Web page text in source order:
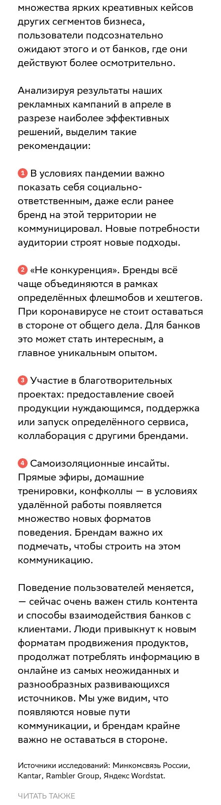
множества ярких креативных кейсов
других сегментов бизнеса,
пользователи подсознательно
ожидают этого и от банков, где они
действуют более осмотрительно.
Анализируя результаты наших
рекламных кампаний в апреле в
разрезе наиболее эффективных
решений, выделим такие
рекомендации:
В условиях пандемии важно
показать себя социально-
ответственным, даже если ранее
бренд на этой территории не
коммуницировал. Новые потребности
аудитории строят новые подходы.
«Не конкуренция». Бренды всё
чаще объединяются в рамках
определённых флешмобов и хештегов.
При коронавирусе не стоит оставаться
в стороне от общего дела. Для банков
это может стать интересным, а
главное уникальным опытом.
Участие в благотворительных
проектах: предоставление своей
продукции нуждающимся, поддержка
или запуск определённого сервиса,
коллаборация с другими брендами.
Самоизоляционные инсайты.
Прямые эфиры, домашние
тренировки, конфколлы — в условиях
удалённой работы появляется
множество новых форматов
поведения. Брендам важно их
подмечать, чтобы строить на этом
коммуникацию.
Поведение пользователей меняется,
— сейчас очень важен стиль контента
и способы взаимодействия банков с
клиентами. Люди привыкнут к новым
форматам продвижения продуктов,
продолжат потреблять информацию в
онлайне из самых неожиданных и
разнообразных развивающихся
источников. Мы уже видим, что
появляются новые пути
коммуникации, и брендам крайне
важно не оставаться в стороне.
Источники исследований: Минкомсвязь России,
Kantar, Rambler Group, Яндекс Wordstat.
ЧИТАТЬ ТАКЖЕ